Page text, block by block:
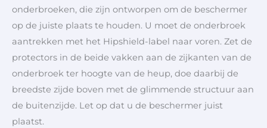
onderbroeken, die zijn ontworpen om de beschermer
op de juiste plaats te houden. U moet de onderbroek
aantrekken met het Hipshield-label naar voren. Zet de
protectors in de beide vakken aan de zijkanten van de
onderbroek ter hoogte van de heup, doe daarbij de
breedste zijde boven met de glimmende structuur aan
de buitenzijde. Let op dat u de beschermer juist
plaatst.